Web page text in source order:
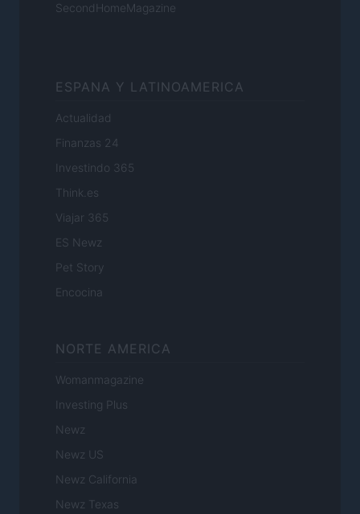
SecondHomeMagazine
ESPANA Y LATINOAMERICA
Actualidad
Finanzas 24
Investindo 365
Think.es
Viajar 365
ES Newz
Pet Story
Encocina
NORTE AMERICA
Womanmagazine
Investing Plus
Newz
Newz US
Newz California
Newz Texas